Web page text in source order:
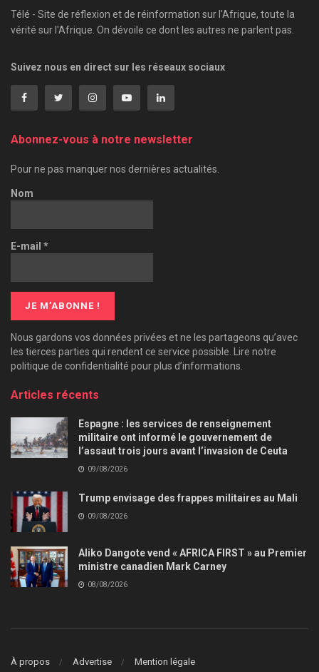
Télé - Site de réflexion et de réinformation sur l'Afrique, toute la
vérité sur l'Afrique. On dévoile ce dont les autres ne parlent pas.
Suivez nous en direct sur les réseaux sociaux
Abonnez-vous à notre newsletter
Pour ne pas manquer nos dernières actualités.
Nom
E-mail *
Nous gardons vos données privées et ne les partageons qu’avec
les tierces parties qui rendent ce service possible. Lire notre
politique de confidentialité pour plus d’informations.
Articles récents
Espagne : les services de renseignement
militaire ont informé le gouvernement de
l’assaut trois jours avant l’invasion de Ceuta
09/08/2026
Trump envisage des frappes militaires au Mali
09/08/2026
Aliko Dangote vend « AFRICA FIRST » au Premier
ministre canadien Mark Carney
08/08/2026
À propos Advertise Mention légale